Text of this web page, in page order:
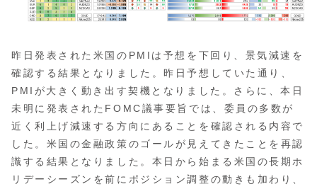
昨日発表された米国のPMIは予想を下回り、景気減速を
確認する結果となりました。昨日予想していた通り、
PMIが大きく動き出す契機となりました。さらに、本日
未明に発表されたFOMC議事要旨では、委員の多数が
近く利上げ減速する方向にあることを確認される内容で
した。米国の金融政策のゴールが見えてきたことを再認
識する結果となりました。本日から始まる米国の長期ホ
リデーシーズンを前にポジション調整の動きも加わり、